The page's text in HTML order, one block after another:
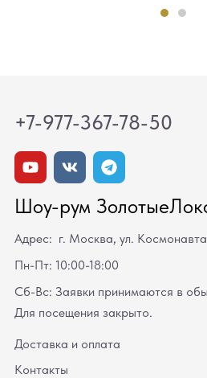
+7-977-367-78-50
Шоу-рум
Адрес: г. Москва, ул.
Пн-Пт: 10:00-18:00
Сб-Вс: Заявки принимаются в
Для посещения закрыто.
Доставка и оплата
Контакты